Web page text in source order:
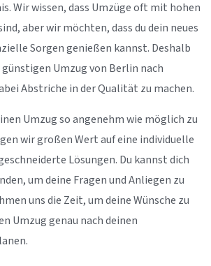
Wir wissen, dass Umzüge oft mit hohen
aber wir möchten, dass du dein neues
Sorgen genießen kannst. Deshalb
Umzug von Berlin nach
Abstriche in der Qualität zu machen.
Umzug so angenehm wie möglich zu
wir großen Wert auf eine individuelle
Lösungen. Du kannst dich
um deine Fragen und Anliegen zu
uns die Zeit, um deine Wünsche zu
Umzug genau nach deinen